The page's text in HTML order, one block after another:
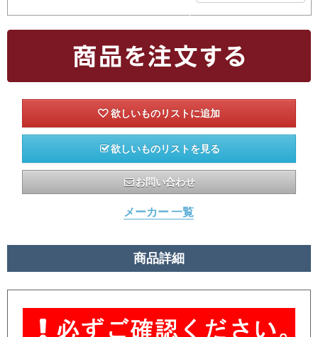
欲しいものリストを見る
お問い合わせ
メーカー 一覧
商品詳細